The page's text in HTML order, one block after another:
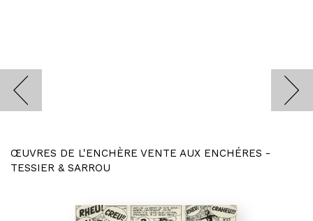
ŒUVRES DE L'ENCHÈRE VENTE AUX ENCHÉRES -
TESSIER & SARROU